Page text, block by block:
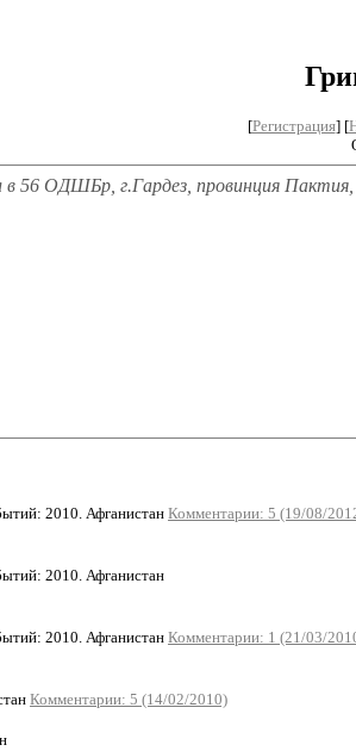
[Регистрация] [
56 ОДШБр, г.Гардез, провинция Пактия,
2010. Афганистан Комментарии: 5 (19/08/
2010. Афганистан
2010. Афганистан Комментарии: 1 (21/03/
Комментарии: 5 (14/02/2010)